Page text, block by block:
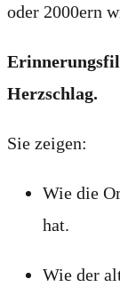
oder 2000ern
Herzschlag.
Sie zeigen:
Wie die
hat.
Wie der